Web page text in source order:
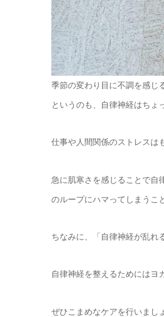
季節の変わり目に不調を感じ
というのも、自律神経はちょ
仕事や人間関係のストレスは
急に肌寒さを感じることで自
のループにハマってしまうこ
ちなみに、「自律神経が乱れ
自律神経を整えるためにはヨ
ぜひこまめなケアを行いまし